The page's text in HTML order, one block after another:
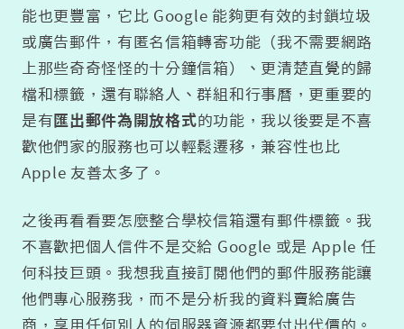
能也更豐富，它比 Google 能夠更有效的封鎖垃圾
或廣告郵件，有匿名信箱轉寄功能（我不需要網路
上那些奇奇怪怪的十分鐘信箱）、更清楚直覺的歸
檔和標籤，還有聯絡人、群組和行事曆，更重要的
是有 匯出郵件為開放格式的功能，我以後要是不喜
歡他們家的服務也可以輕鬆遷移，兼容性也比
Apple 友善太多了。
之後再看看要怎麼整合學校信箱還有郵件標籤。我
不喜歡把個人信件不是交給 Google 或是 Apple 任
何科技巨頭。我想我直接訂閱他們的郵件服務能讓
他們專心服務我，而不是分析我的資料賣給廣告
商，享用任何別人的伺服器資源都要付出代價的。